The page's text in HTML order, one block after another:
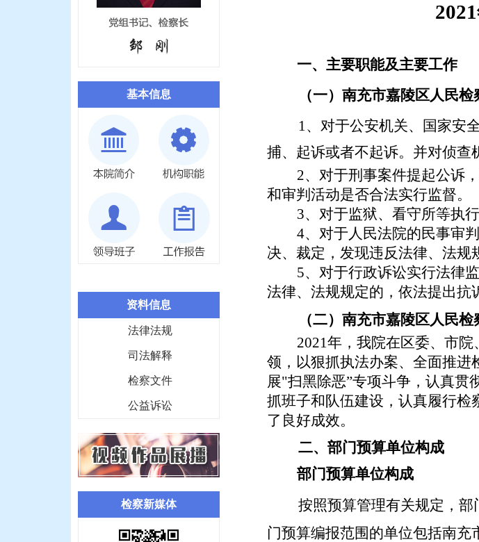
基本信息
资料信息
法律法规
司法解释
检察文件
公益诉讼
检察新媒体
2021
一、主要职能及主要工作
（一） 南充市嘉陵区人民检
1、对于公安机关、国家安
捕、起诉或者不起诉。并对侦查
2、对于刑事案件提起公诉
和审判活动是否合法实行监督。
3、对于监狱、看守所等执
4、对于人民法院的民事审
决、裁定，发现违反法律、法规
5、对于行政诉讼实行法律
法律、法规规定的，依法提出抗
（二） 南充市嘉陵区人民检
2021年，我院在区委、市
领，以狠抓执法办案、全面推
展"扫黑除恶”专项斗争，认真贯
抓班子和队伍建设，认真履行
了良好成效。
二、部门预算单位构成
部门预算单位构成
按照预算管理有关规定，
门预算编报范围的单位包括南充